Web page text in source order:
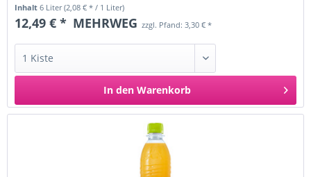
Inhalt6 Liter(2,08 € * / 1 Liter)
12,49 € * MEHRWEG zzgl. Pfand: 3,30 € *
In den Warenkorb